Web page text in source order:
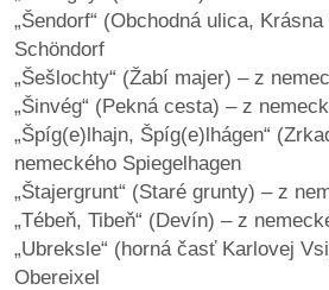
„Šendorf“ (Obchodná ulica,
Schöndorf
„Šešlochty“ (Žabí majer) – z
„Šinvég“ (Pekná cesta) – z
„Špíg(e)lhajn, Špíg(e)lhágen“
nemeckého Spiegelhagen
„Štajergrunt“ (Staré grunty) – z
„Tébeň, Tibeň“ (Devín) – z
„Ubreksle“ (horná časť Karlovej
Obereixel